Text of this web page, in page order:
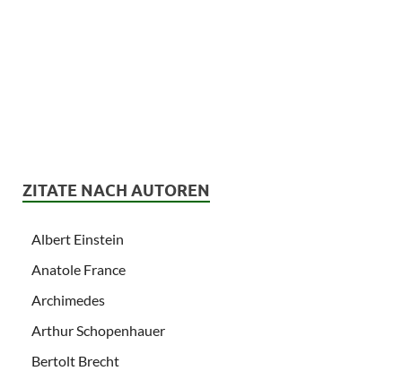
ZITATE NACH AUTOREN
Albert Einstein
Anatole France
Archimedes
Arthur Schopenhauer
Bertolt Brecht